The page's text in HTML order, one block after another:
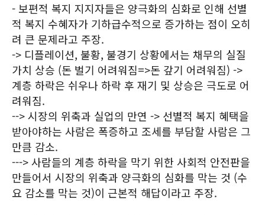
- 보편적 복지 지지자들은 양극화의 심화로 인해 선별
적 복지 수혜자가 기하급수적으로 증가하는 점이 오히
려 큰 문제라고 주장.
-> 디플레이션, 불황, 불경기 상황에서는 채무의 실질
가치 상승 (돈 벌기 어려워짐=>돈 갚기 어려워짐) ->
계층 하락은 쉬우나 하락 후 재기 및 상승은 극도로 어
려워짐.
--> 시장의 위축과 실업의 만연 -> 선별적 복지 혜택을
받아야하는 사람은 폭증하고 조세를 부담할 사람은 그
만큼 감소.
---> 사람들의 계층 하락을 막기 위한 사회적 안전판을
만들어서 시장의 위축과 양극화의 심화를 막는 것 (수
요 감소를 막는 것)이 근본적 해답이라고 주장.